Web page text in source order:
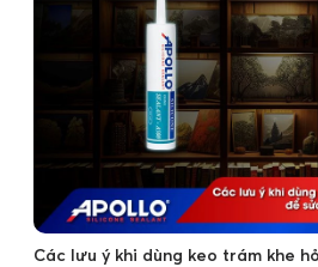
Các lưu ý khi dùng keo trám khe